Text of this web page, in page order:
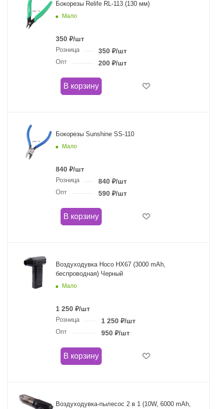
Бокорезы Relife RL-113 (130 мм)
Мало
350 ₽/шт
Розница 350₽/шт
Опт 200₽/шт
В корзину
Бокорезы Sunshine SS-110
Мало
840 ₽/шт
Розница 840₽/шт
Опт 590₽/шт
В корзину
Воздуходувка Hoco HX67 (3000 mAh,
беспроводная) Черный
Мало
1 250 ₽/шт
Розница 1 250₽/шт
Опт 950₽/шт
В корзину
Воздуходувка-пылесос 2 в 1 (10W, 6000 mAh,